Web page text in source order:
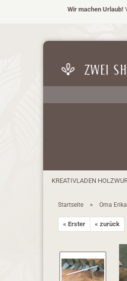
Wir machen Urlaub!
KREATIVLADEN
Startseite » Oma
« Erster « zurück